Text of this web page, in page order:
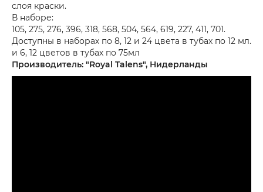
слоя краски.
В наборе:
105, 275, 276, 396, 318, 568, 504, 564, 619, 227, 411, 701.
Доступны в наборах по 8, 12 и 24 цвета в тубах по 12 мл.
и 6, 12 цветов в тубах по 75мл
Производитель: "Royal Talens", Нидерланды